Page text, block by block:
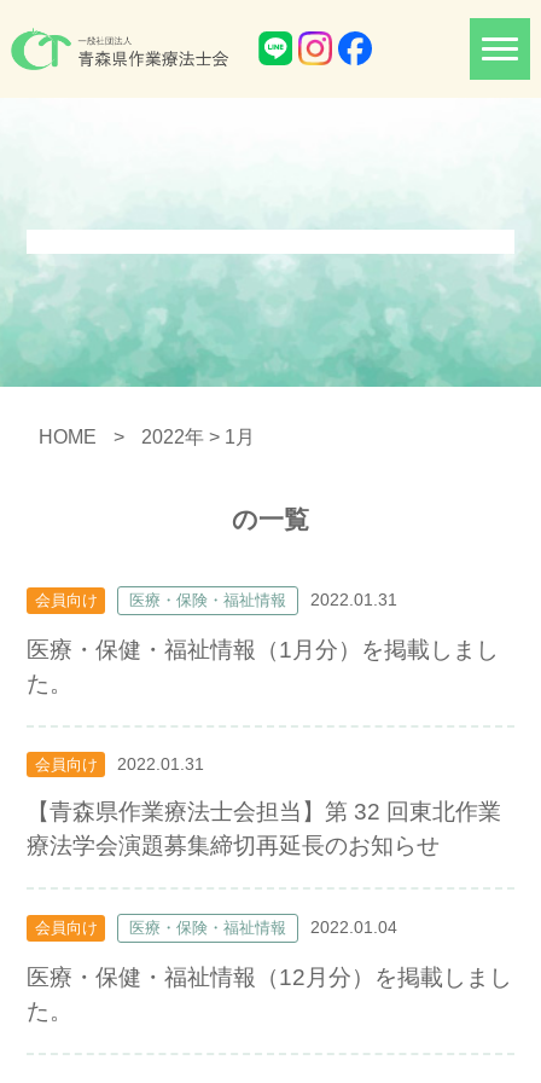
HOME > 2022年 > 1月
の一覧
会員向け 医療・保険・福祉情報 2022.01.31
医療・保健・福祉情報（1月分）を掲載しまし
た。
会員向け 2022.01.31
【青森県作業療法士会担当】第 32 回東北作業
療法学会演題募集締切再延長のお知らせ
会員向け 医療・保険・福祉情報 2022.01.04
医療・保健・福祉情報（12月分）を掲載しまし
た。